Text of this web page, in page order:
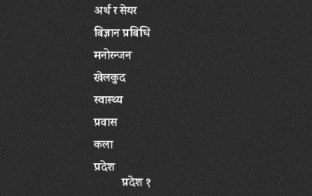
अर्थ र सेयर
बिज्ञान प्रबिधि
मनोरन्जन
खेलकुद
स्वास्थ्य
प्रवास
कला
प्रदेश
प्रदेश १